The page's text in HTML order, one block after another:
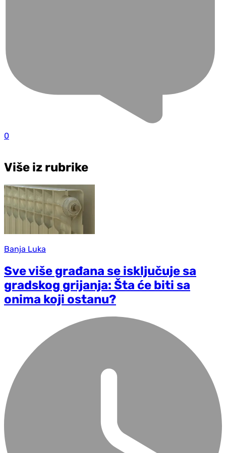
0
Više iz rubrike
Banja Luka
Sve više građana se isključuje sa
gradskog grijanja: Šta će biti sa
onima koji ostanu?